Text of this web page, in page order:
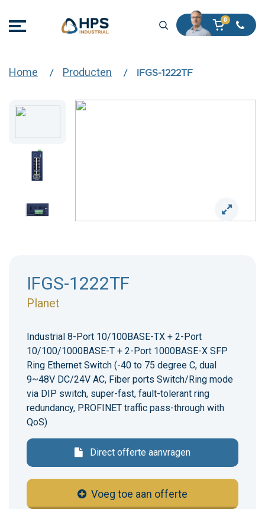
Home Producten IFGS-1222TF
IFGS-1222TF
Planet
Industrial 8-Port 10/100BASE-TX + 2-Port
10/100/1000BASE-T + 2-Port 1000BASE-X SFP
Ring Ethernet Switch (-40 to 75 degree C, dual
9~48V DC/24V AC, Fiber ports Switch/Ring mode
via DIP switch, super-fast, fault-tolerant ring
redundancy, PROFINET traffic pass-through with
QoS)
Direct offerte aanvragen
Voeg toe aan offerte